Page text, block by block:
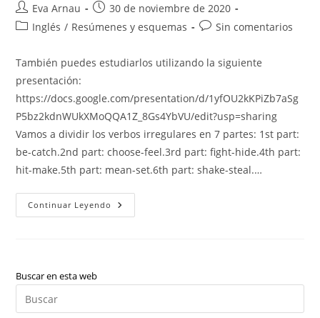
Autor
de
Eva Arnau
Publicación
de
30 de noviembre de 2020
Categoría
la
entrada:
Inglés / Resúmenes y esquemas
Comentarios
la
entrada:
Sin comentarios
También puedes estudiarlos utilizando la siguiente
presentación:
https://docs.google.com/presentation/d/1yfOU2kKPiZb7aSg
P5bz2kdnWUkXMoQQA1Z_8Gs4YbVU/edit?usp=sharing
Vamos a dividir los verbos irregulares en 7 partes: 1st part:
be-catch.2nd part: choose-feel.3rd part: fight-hide.4th part:
hit-make.5th part: mean-set.6th part: shake-steal.…
Continuar Leyendo Inglés:
Los
&
Buscar en esta web